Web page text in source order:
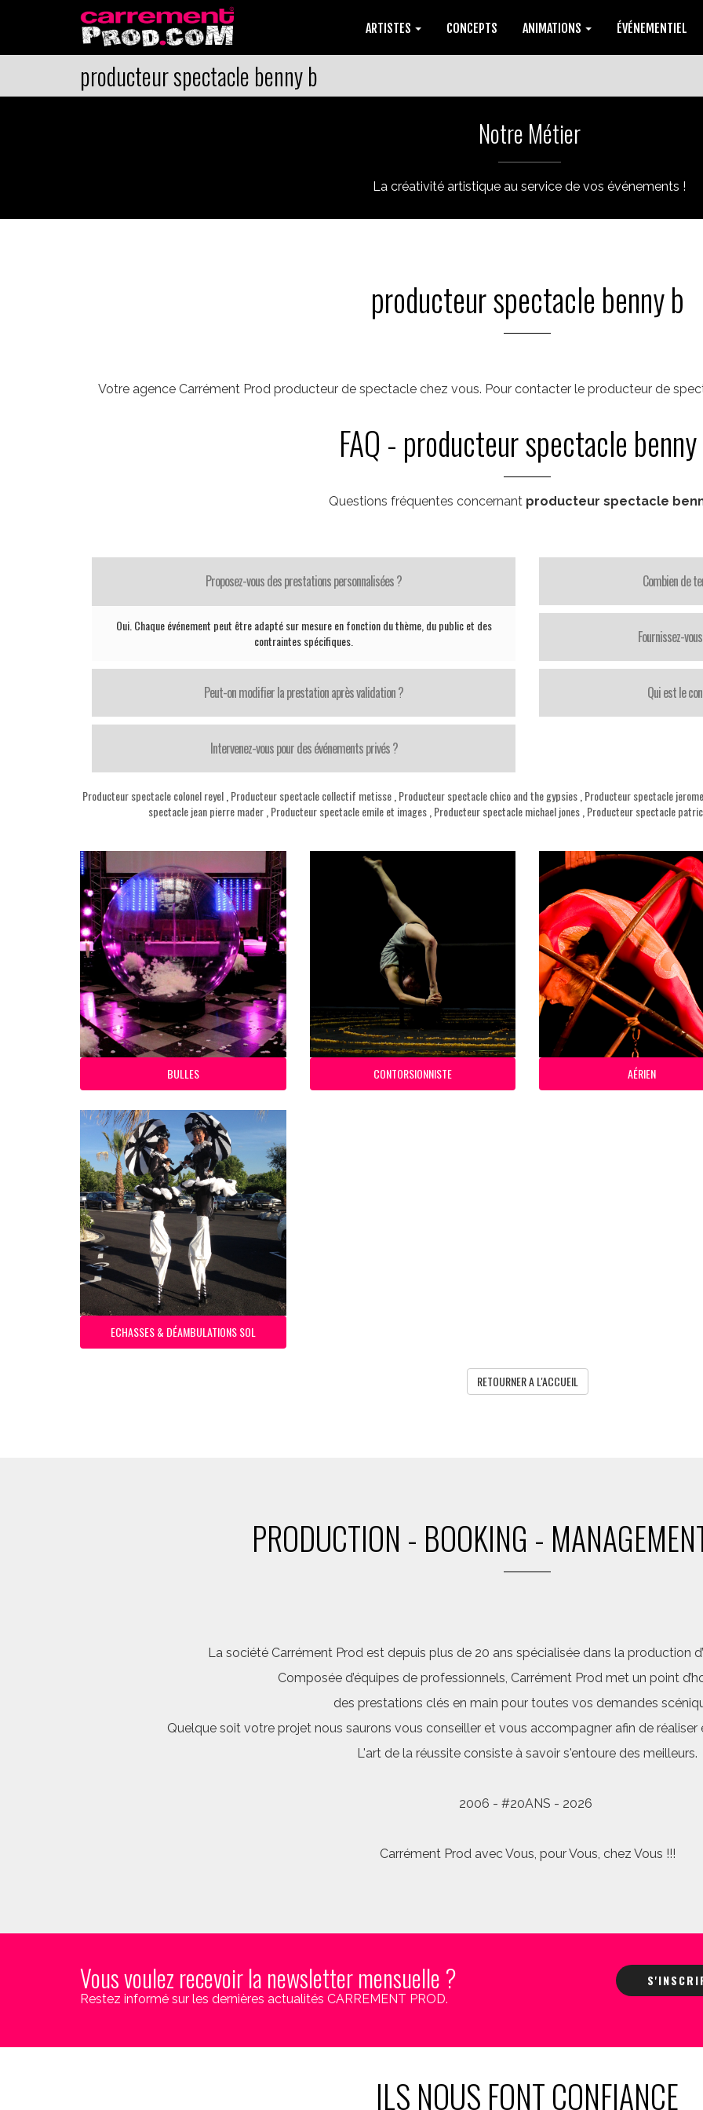
ARTISTES CONCEPTS ANIMATIONS ÉVÉNEMENTIEL
producteur spectacle benny b
Notre Métier
La créativité artistique au service de vos événements !
producteur spectacle benny b
Votre agence Carrément Prod producteur de spectacle chez vous. Pour contacter le producteur de
FAQ - producteur spectacle
Questions fréquentes concernant producteur spectacle
Proposez-vous des prestations personnalisées ?
Oui. Chaque événement peut être adapté sur mesure en fonction du thème, du public et des
contraintes spécifiques.
Peut-on modifier la prestation après validation ?
Intervenez-vous pour des événements privés ?
Combien de
Fournissez-
Qui est le
Producteur spectacle colonel reyel Producteur spectacle collectif metisse Producteur spectacle chico and the gypsies Producteur spectacle
spectacle jean pierre mader Producteur spectacle emile et images Producteur spectacle michael jones Producteur spectacle
BULLES CONTORSIONNISTE AÉRIEN
ECHASSES & DÉAMBULATIONS SOL
RETOURNER A L'ACCUEIL
PRODUCTION - BOOKING -
La société Carrément Prod est depuis plus de 20 ans spécialisée dans la production
Composée d’équipes de professionnels, Carrément Prod met un point
des prestations clés en main pour toutes vos demandes
Quelque soit votre projet nous saurons vous conseiller et vous accompagner afin de
L'art de la réussite consiste à savoir s'entoure des meilleurs.
2006 - #20ANS - 2026
Carrément Prod avec Vous, pour Vous, chez Vous !!!
Vous voulez recevoir la newsletter mensuelle ?
Restez informé sur les dernières actualités CARREMENT PROD.
ILS NOUS FONT CONFIANCE